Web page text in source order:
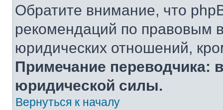
Обратите внимание, что
рекомендаций по правовым
юридических отношений,
Примечание переводчика:
юридической силы.
Вернуться к началу